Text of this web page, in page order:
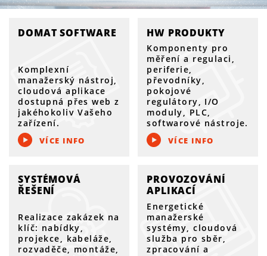
DOMAT SOFTWARE
Komplexní
manažerský nástroj,
cloudová aplikace
dostupná přes web z
jakéhokoliv Vašeho
zařízení.
VÍCE INFO
HW PRODUKTY
Komponenty pro
měření a regulaci,
periferie,
převodníky,
pokojové
regulátory, I/O
moduly, PLC,
softwarové nástroje.
VÍCE INFO
SYSTÉMOVÁ
ŘEŠENÍ
Realizace zakázek na
klíč: nabídky,
projekce, kabeláže,
rozvaděče, montáže,
PROVOZOVÁNÍ
APLIKACÍ
Energetické
manažerské
systémy, cloudová
služba pro sběr,
zpracování a